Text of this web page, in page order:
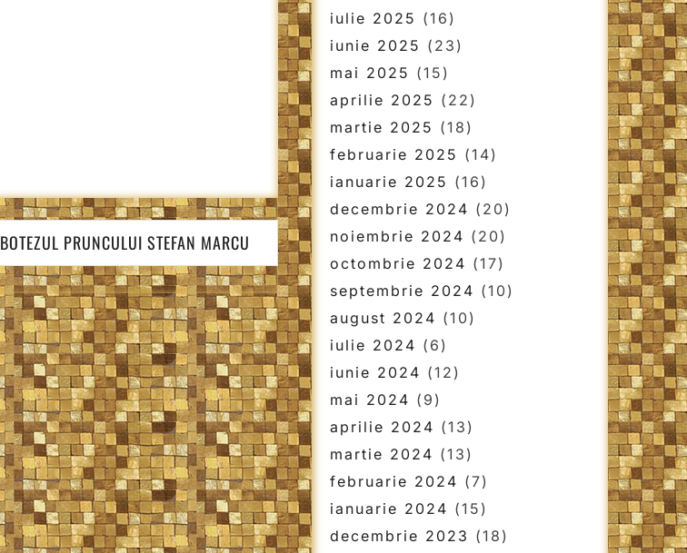
BOTEZUL PRUNCULUI STEFAN MARCU
iulie 2025 (16)
iunie 2025 (23)
mai 2025 (15)
aprilie 2025 (22)
martie 2025 (18)
februarie 2025 (14)
ianuarie 2025 (16)
decembrie 2024 (20)
noiembrie 2024 (20)
octombrie 2024 (17)
septembrie 2024 (10)
august 2024 (10)
iulie 2024 (6)
iunie 2024 (12)
mai 2024 (9)
aprilie 2024 (13)
martie 2024 (13)
februarie 2024 (7)
ianuarie 2024 (15)
decembrie 2023 (18)